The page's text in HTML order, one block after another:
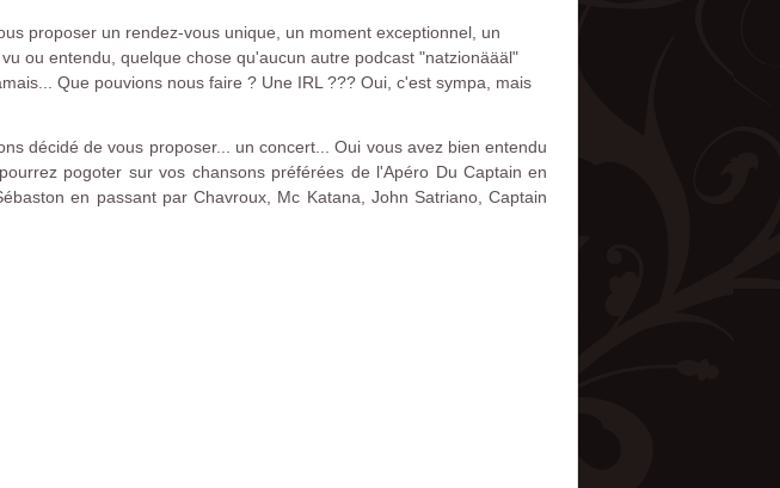
proposer un rendez-vous unique, un moment exceptionnel, un
ou entendu, quelque chose qu'aucun autre podcast "natzionäääl"
Que pouvions nous faire ? Une IRL ??? Oui, c'est sympa, mais
décidé de vous proposer... un concert... Oui vous avez bien entendu
pogoter sur vos chansons préférées de l'Apéro Du Captain en
en passant par Chavroux, Mc Katana, John Satriano, Captain